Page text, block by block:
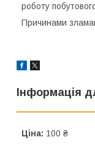
роботу
Причинами
Інформація
Ціна: 100 ₴